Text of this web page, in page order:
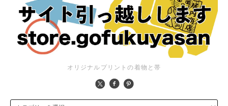
オリジナルプリントの着物と帯